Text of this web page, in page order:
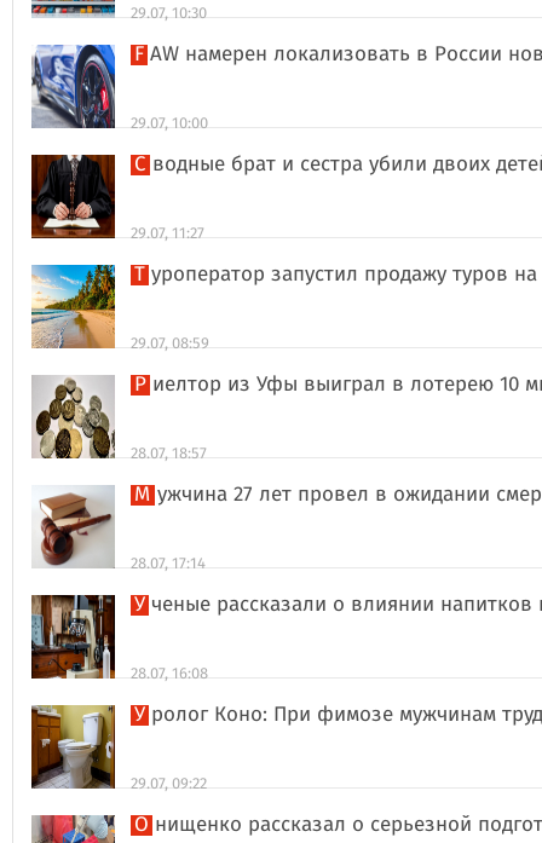
29.07, 10:30
FAW намерен локализовать в России
29.07, 10:00
Сводные брат и сестра убили двоих
29.07, 11:27
Туроператор запустил продажу туров
29.07, 08:59
Риелтор из Уфы выиграл в лотерею 10
28.07, 18:57
Мужчина 27 лет провел в ожидании
28.07, 17:14
Ученые рассказали о влиянии
28.07, 16:08
Уролог Коно: При фимозе мужчинам
29.07, 09:22
Онищенко рассказал о серьезной